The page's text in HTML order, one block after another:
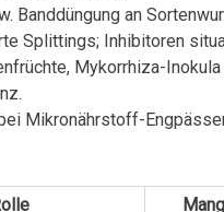
Banddüngung an
Splittings; Inhibitoren
Mykorrhiza-
Mikronährstoff-